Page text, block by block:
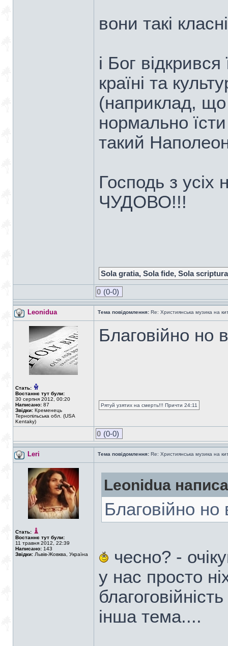
вони такі
і Бог
країні та
(наприклад,
нормально їсти
такий
Господь з усіх
ЧУДОВО!!!
Sola gratia, Sola fide, Sola scriptura
0 (0-0)
Leonidua Тема повідомлення: Re: Християнська музика на
Стать:
Востаннє тут були:
30 серпня 2012, 00:20
Написано: 87
Звідки: Кременець
Тернопільська обл. (USA
Kentaky)
Благовійно но
Рятуй узятих на смерть!!! Причти 24:11
0 (0-0)
Leri Тема повідомлення: Re: Християнська музика на
Стать:
Востаннє тут були:
11 травня 2012, 22:39
Написано: 143
Звідки: Львів-Жовква, Україна
Leonidua
Благовійно
чесно? -
у нас просто
інша тема....